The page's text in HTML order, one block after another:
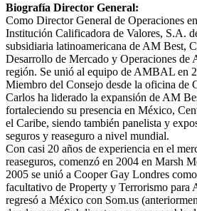
Biografía Director General:
Como Director General de Operaciones
Institución Calificadora de Valores, S.A.
subsidiaria latinoamericana de AM Best,
Desarrollo de Mercado y Operaciones de
región. Se unió al equipo de AMBAL en
Miembro del Consejo desde la oficina de
Carlos ha liderado la expansión de AM
fortaleciendo su presencia en México,
el Caribe, siendo también panelista y
seguros y reaseguro a nivel mundial.
Con casi 20 años de experiencia en el
reaseguros, comenzó en 2004 en Marsh
2005 se unió a Cooper Gay Londres
facultativo de Property y Terrorismo para
regresó a México con Som.us